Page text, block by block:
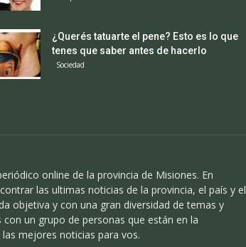
¿Querés tatuarte el pene? Esto es lo que
tenes que saber antes de hacerlo
Sociedad
online de la provincia de Misiones. En
las ultimas noticias de la provincia, el país y el
objetiva y con una gran diversidad de temas y
un grupo de personas que están en la
mejores noticias para vos.